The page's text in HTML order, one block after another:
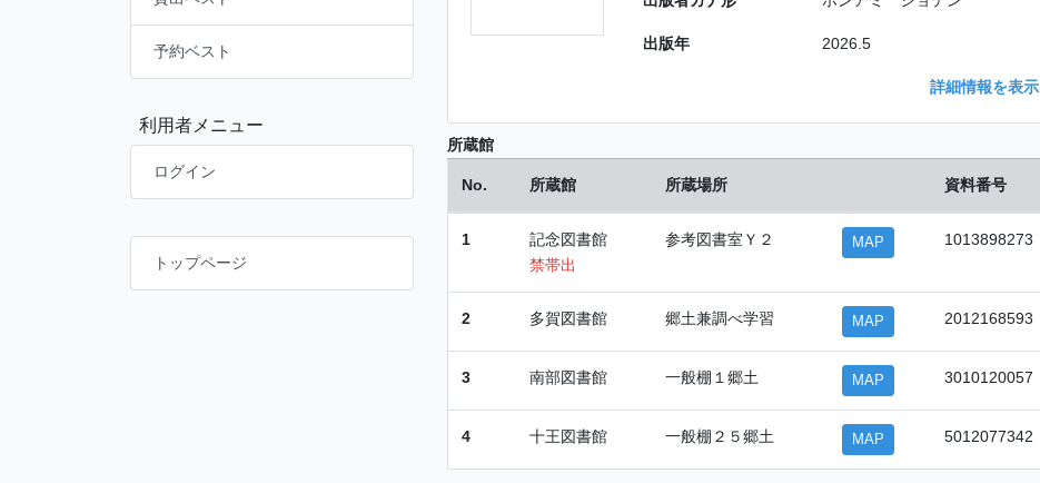
予約ベスト
利用者メニュー
ログイン
トップページ
出版年 2026.5
詳細情報を表示
所蔵館
No. 所蔵館 所蔵場所 資料番号
1
記念図書館
禁帯出
参考図書室Ｙ２ MAP 1013898273
2 多賀図書館 郷土兼調べ学習 MAP 2012168593
3 南部図書館 一般棚１郷土 MAP 3010120057
4 十王図書館 一般棚２５郷土 MAP 5012077342